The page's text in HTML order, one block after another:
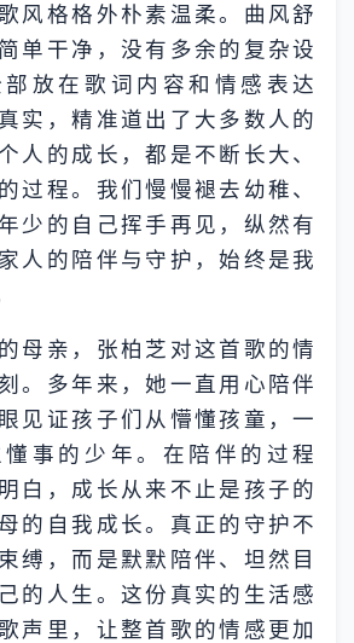
风格格外朴素温柔。曲风舒
单干净，没有多余的复杂设
放在歌词内容和情感表达
实，精准道出了大多数人的
人的成长，都是不断长大、
过程。我们慢慢褪去幼稚、
少的自己挥手再见，纵然有
人的陪伴与守护，始终是我
母亲，张柏芝对这首歌的情
。多年来，她一直用心陪伴
见证孩子们从懵懂孩童，一
事的少年。在陪伴的过程
白，成长从来不止是孩子的
的自我成长。真正的守护不
缚，而是默默陪伴、坦然目
的人生。这份真实的生活感
声里，让整首歌的情感更加